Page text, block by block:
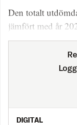
Den totalt
jämfört med år
DIGITAL